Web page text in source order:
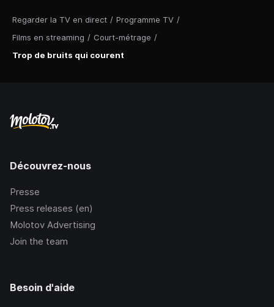
Regarder la TV en direct / Programme TV /
Films en streaming / Court-métrage /
Trop de bruits qui courent
Découvrez-nous
Presse
Press releases (en)
Molotov Advertising
Join the team
Besoin d'aide